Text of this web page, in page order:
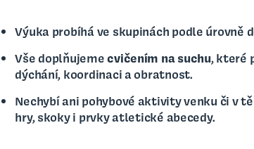
Výuka probíhá ve skupinách podle úrovně
Vše doplňujemecvičením na suchu, které
dýchání, koordinaci a obratnost.
Nechybí ani pohybové aktivity venku či v
hry, skoky i prvky atletické abecedy.